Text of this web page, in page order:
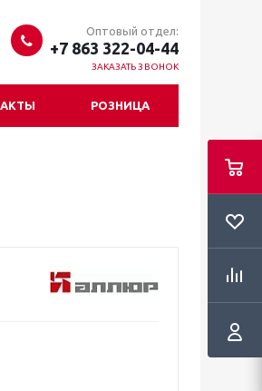
Оптовый отдел:
+7 863 322-04-44
ЗАКАЗАТЬ ЗВОНОК
РОЗНИЦА